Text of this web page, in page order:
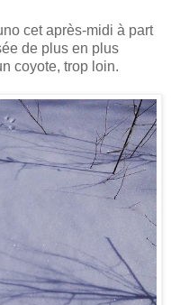
cet après-midi à part
de plus en plus
coyote, trop loin.